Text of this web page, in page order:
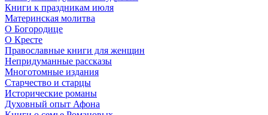
Книги к праздникам июля
Материнская молитва
О Богородице
О Кресте
Православные книги для женщин
Непридуманные рассказы
Многотомные издания
Старчество и старцы
Исторические романы
Духовный опыт Афона